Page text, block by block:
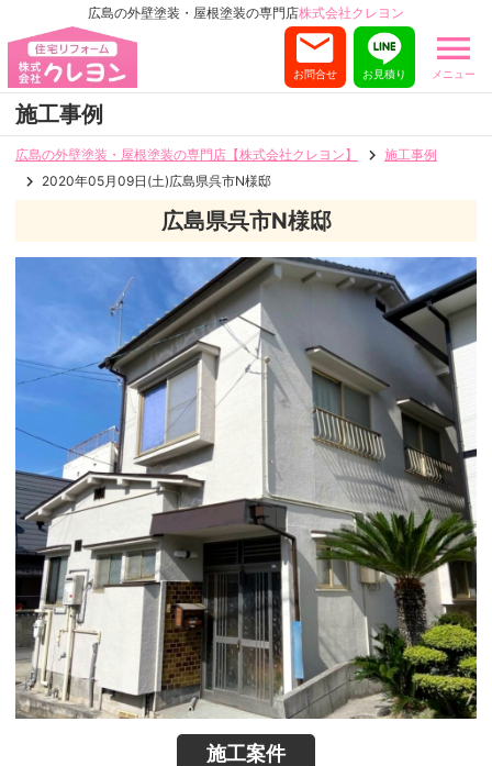
広島の外壁塗装・屋根塗装の専門店株式会社クレヨン
メニュー
お見積り
お問合せ
施工事例
広島の外壁塗装・屋根塗装の専門店【株式会社クレヨン】
施工事例
2020年05月09日(土)広島県呉市N様邸
広島県呉市N様邸
施工案件